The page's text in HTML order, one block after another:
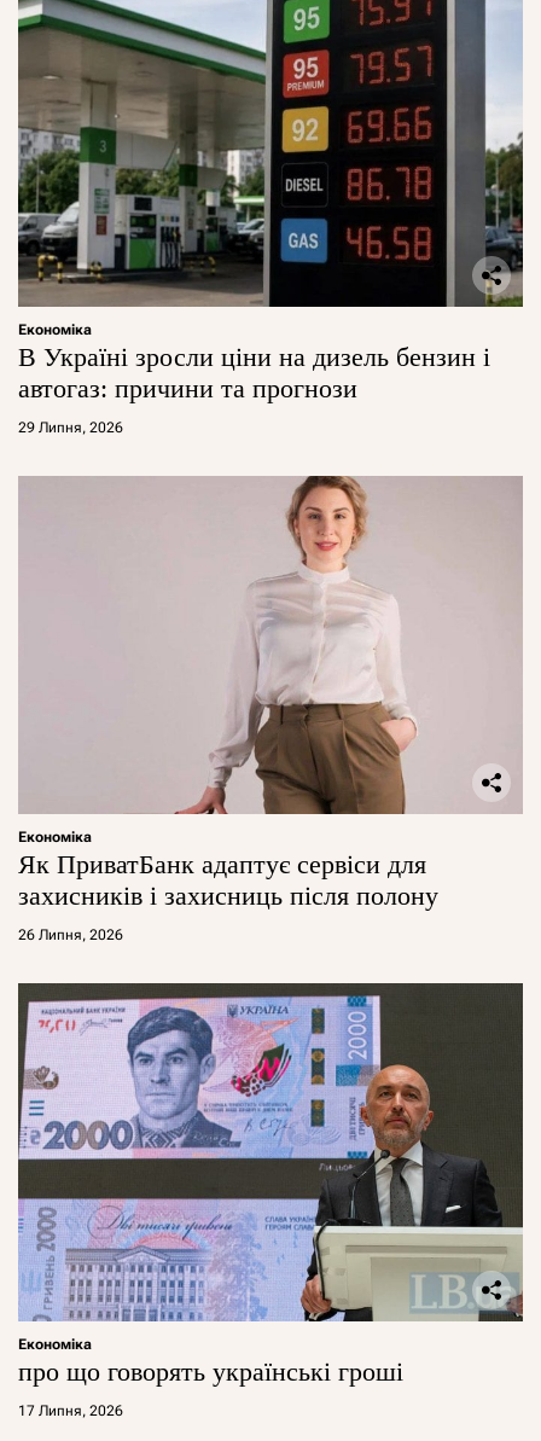
Економіка
В Україні зросли ціни на дизель бензин і
автогаз: причини та прогнози
29 Липня, 2026
Економіка
Як ПриватБанк адаптує сервіси для
захисників і захисниць після полону
26 Липня, 2026
Економіка
про що говорять українські гроші
17 Липня, 2026